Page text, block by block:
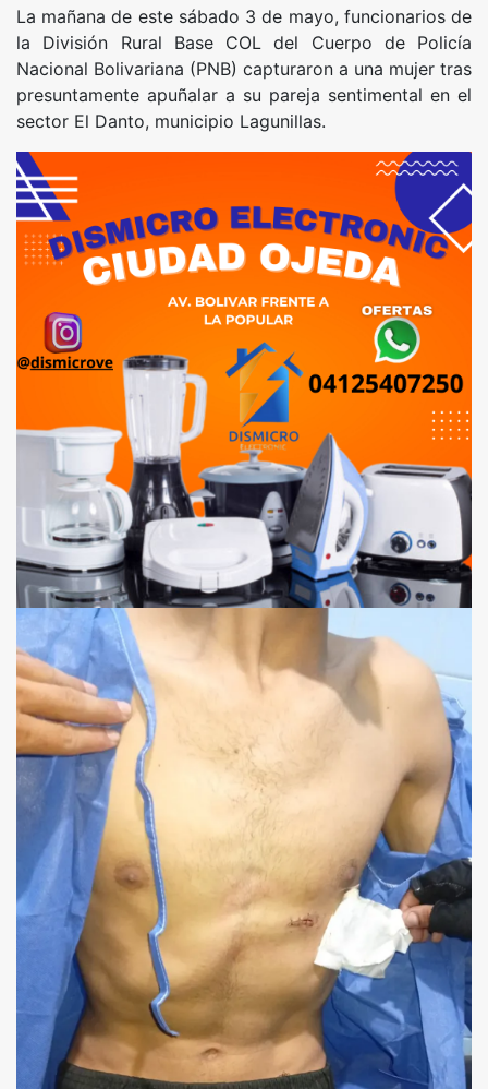
La mañana de este sábado 3 de mayo, funcionarios de
la División Rural Base COL del Cuerpo de Policía
Nacional Bolivariana (PNB) capturaron a una mujer tras
presuntamente apuñalar a su pareja sentimental en el
sector El Danto, municipio Lagunillas.